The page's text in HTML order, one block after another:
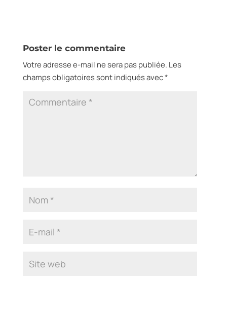
Poster le commentaire
Votre adresse e-mail ne sera pas publiée. Les
champs obligatoires sont indiqués avec*